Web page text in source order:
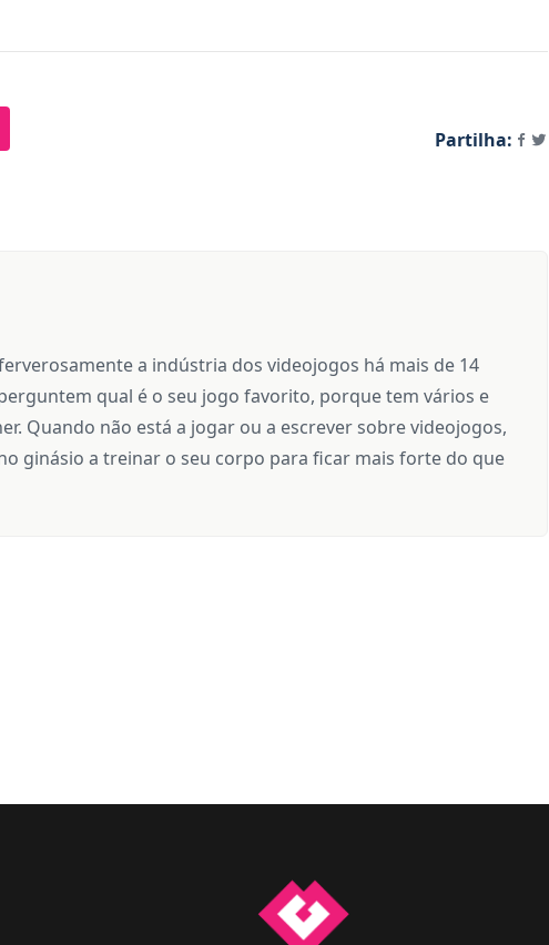
Partilha:
a indústria dos videojogos há mais de 14
qual é o seu jogo favorito, porque tem vários e
Quando não está a jogar ou a escrever sobre videojogos,
ginásio a treinar o seu corpo para ficar mais forte do que